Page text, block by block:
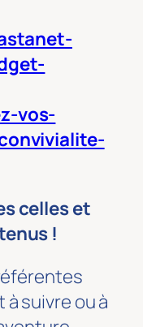
vos-
celles et
!
suivre ou à